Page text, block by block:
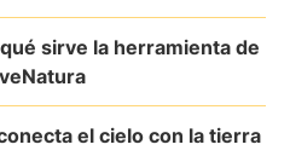
sirve la herramienta de
el cielo con la tierra